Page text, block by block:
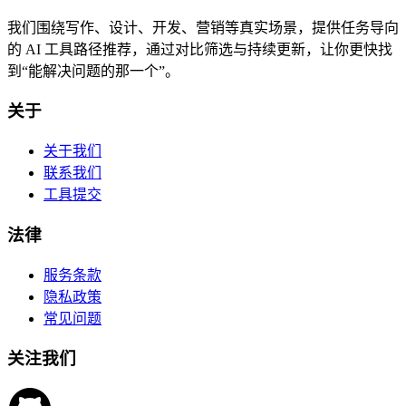
我们围绕写作、设计、开发、营销等真实场景，提供任务导向
的 AI 工具路径推荐，通过对比筛选与持续更新，让你更快找
到“能解决问题的那一个”。
关于
关于我们
联系我们
工具提交
法律
服务条款
隐私政策
常见问题
关注我们